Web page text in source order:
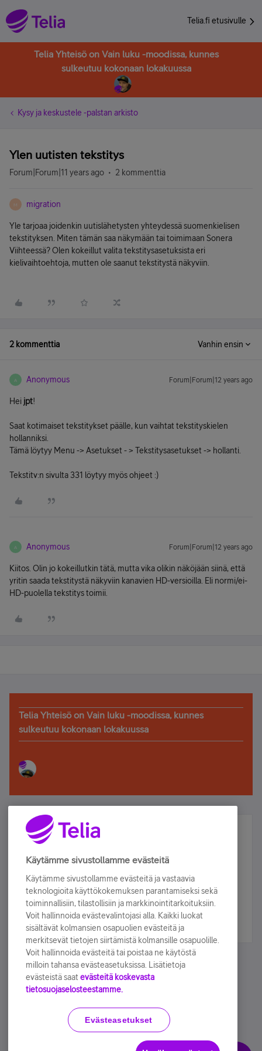
Telia.fi etusivulle
Telia Yhteisö on Vain luku -moodissa, kunnes
sulkeutuu kokonaan lokakuussa
Kysy ja keskustele -palstan arkisto
Ylen uutisten tekstitys
Forum|Forum|11 years ago 2 kommenttia
M migration
Yle tarjoaa joidenkin uutislähetysten yhteydessä suomenkielisen
tekstityksen. Miten tämän saa näkymään tai toimimaan Sonera
Viihteessä? Olen kokeillut valita tekstitysasetuksista eri
kielivaihtoehtoja, mutten ole saanut tekstitystä näkyviin.
2 kommenttia Vanhin ensin
A Anonymous Forum|Forum|12 years ago
Hei jpt!
Saat kotimaiset tekstitykset päälle, kun vaihtat tekstityskielen
hollanniksi.
Tämä löytyy Menu -> Asetukset - > Tekstitysasetukset -> hollanti.
Tekstitv:n sivulta 331 löytyy myös ohjeet :)
A Anonymous Forum|Forum|12 years ago
Kiitos. Olin jo kokeillutkin tätä, mutta vika olikin näköjään siinä, että
yritin saada tekstitystä näkyviin kanavien HD-versioilla. Eli normi/ei-
HD-puolella tekstitys toimii.
Telia Yhteisö on Vain luku -moodissa, kunnes
sulkeutuu kokonaan lokakuussa
Älä jää paitsi – osallistu ja voita!
Tilaa Telian uutiskirje ja olet mukana arvonnassa.
sähköpostiisi.
Tilaa nyt
Käyttöehdot Accessibility statement
Käytämme sivustollamme evästeitä
Käytämme sivustollamme evästeitä ja vastaavia
teknologioita käyttökokemuksen parantamiseksi sekä
toiminnallisiin, tilastollisiin ja markkinointitarkoituksiin.
Voit hallinnoida evästevalintojasi alla. Kaikki luokat
sisältävät kolmansien osapuolien evästeitä ja
merkitsevät tietojen siirtämistä kolmansille osapuolille.
Voit hallinnoida evästeitä tai poistaa ne käytöstä
milloin tahansa evästeasetuksissa. Lisätietoja
evästeistä saat evästeitä koskevasta
tietosuojaselosteestamme.
Evästeasetukset